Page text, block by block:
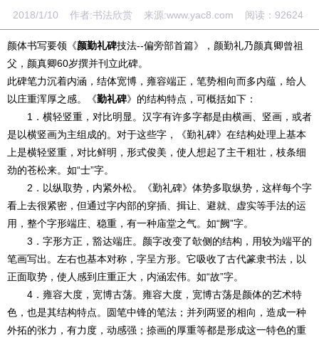
2018/1/10 作者:书法欣赏 来源:www.yac8.com 阅读： 92624
颜体书写要领《颜勤礼碑技法--偏旁部首篇》，颜勤礼乃颜真卿曾祖
父，颜真卿60岁撰并刊立此碑。
此碑笔力沉着内涵，结体宽博，雍容端正，笔势相向而多内蕴，给人
以庄重浑厚之感。《勤礼碑》的结构特点，可概括如下：
1．横轻竖重，对比明显。汉字有许多字都是由横画、竖画，或者
是以横竖画为主组成的。对于这些字，《勤礼碑》在结构处理上基本
上是横轻竖重，对比鲜明，形式俊美，使人想起了主干粗壮，枝条细
劲的苍松来。如“士”字。
2．以纵取势，内紧外松。《勤礼碑》体势多取纵势，这样每个字
看上去很紧密，但通过字内部的穿插、揖让、避就、虚实等手法的运
用，整个字形端庄、稳重，有一种庙堂之气。如“阙”字。
3．字形方正，豁达端庄。颜字改变了欹侧的结构，用较为端平的
笔画写出。左右也基本对称，字呈方形。它吸收了古代篆隶书法，以
正面取势，使人感到庄重正大，内涵宏伟。如“故”字。
4．雍容大度，宽博古荡。雍容大度，宽博古荡是颜体的艺术特
色，也是其结构特点。圆笔中锋的笔法；并列两竖的相向，造成一种
外拓的张力，有力度，动感强；捺画的厚重等都是形成这一特色的重